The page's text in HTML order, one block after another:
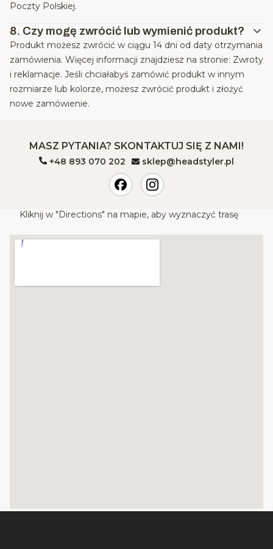
Poczty Polskiej.
8. Czy mogę zwrócić lub wymienić produkt?
Produkt możesz zwrócić w ciągu 14 dni od daty otrzymania
zamówienia. Więcej informacji znajdziesz na stronie: Zwroty
i reklamacje. Jeśli chciałabyś zamówić produkt w innym
rozmiarze lub kolorze, możesz zwrócić produkt i złożyć
nowe zamówienie.
MASZ PYTANIA? SKONTAKTUJ SIĘ Z NAMI!
+48 893 070 202 sklep@headstyler.pl
Kliknij w "Directions" na mapie, aby wyznaczyć trasę